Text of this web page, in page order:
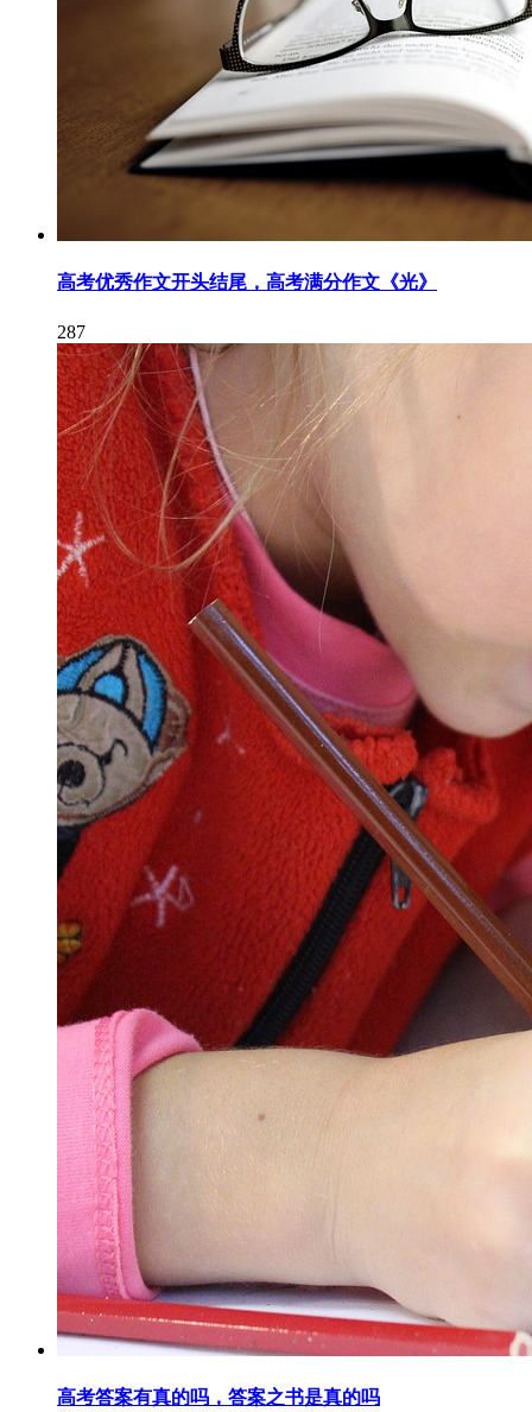
高考优秀作文开头结尾，高考满分作文《光》
287
高考答案有真的吗，答案之书是真的吗